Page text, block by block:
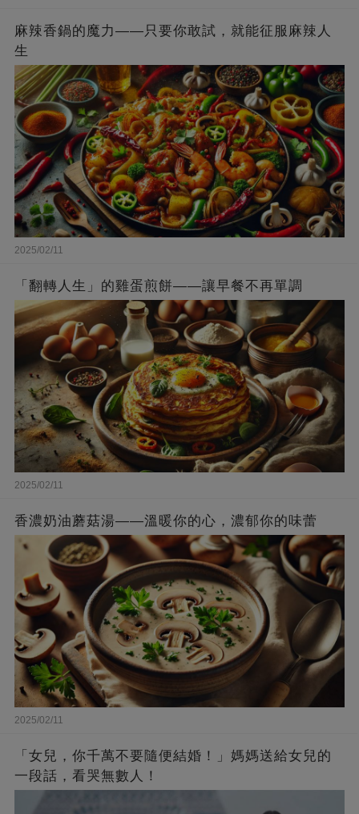
麻辣香鍋的魔力——只要你敢試，就能征服麻辣人
生
2025/02/11
「翻轉人生」的雞蛋煎餅——讓早餐不再單調
2025/02/11
香濃奶油蘑菇湯——溫暖你的心，濃郁你的味蕾
2025/02/11
「女兒，你千萬不要隨便結婚！」媽媽送給女兒的
一段話，看哭無數人！